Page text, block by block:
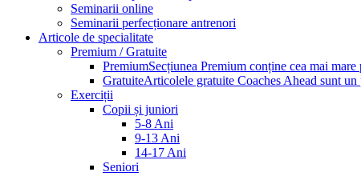
Seminarii online
Seminarii perfecționare antrenori
Articole de specialitate
Premium / Gratuite
PremiumSecțiunea Premium conține cea mai
GratuiteArticolele gratuite Coaches Ahead sunt
Exerciții
Copii și juniori
5-8 Ani
9-13 Ani
14-17 Ani
Seniori